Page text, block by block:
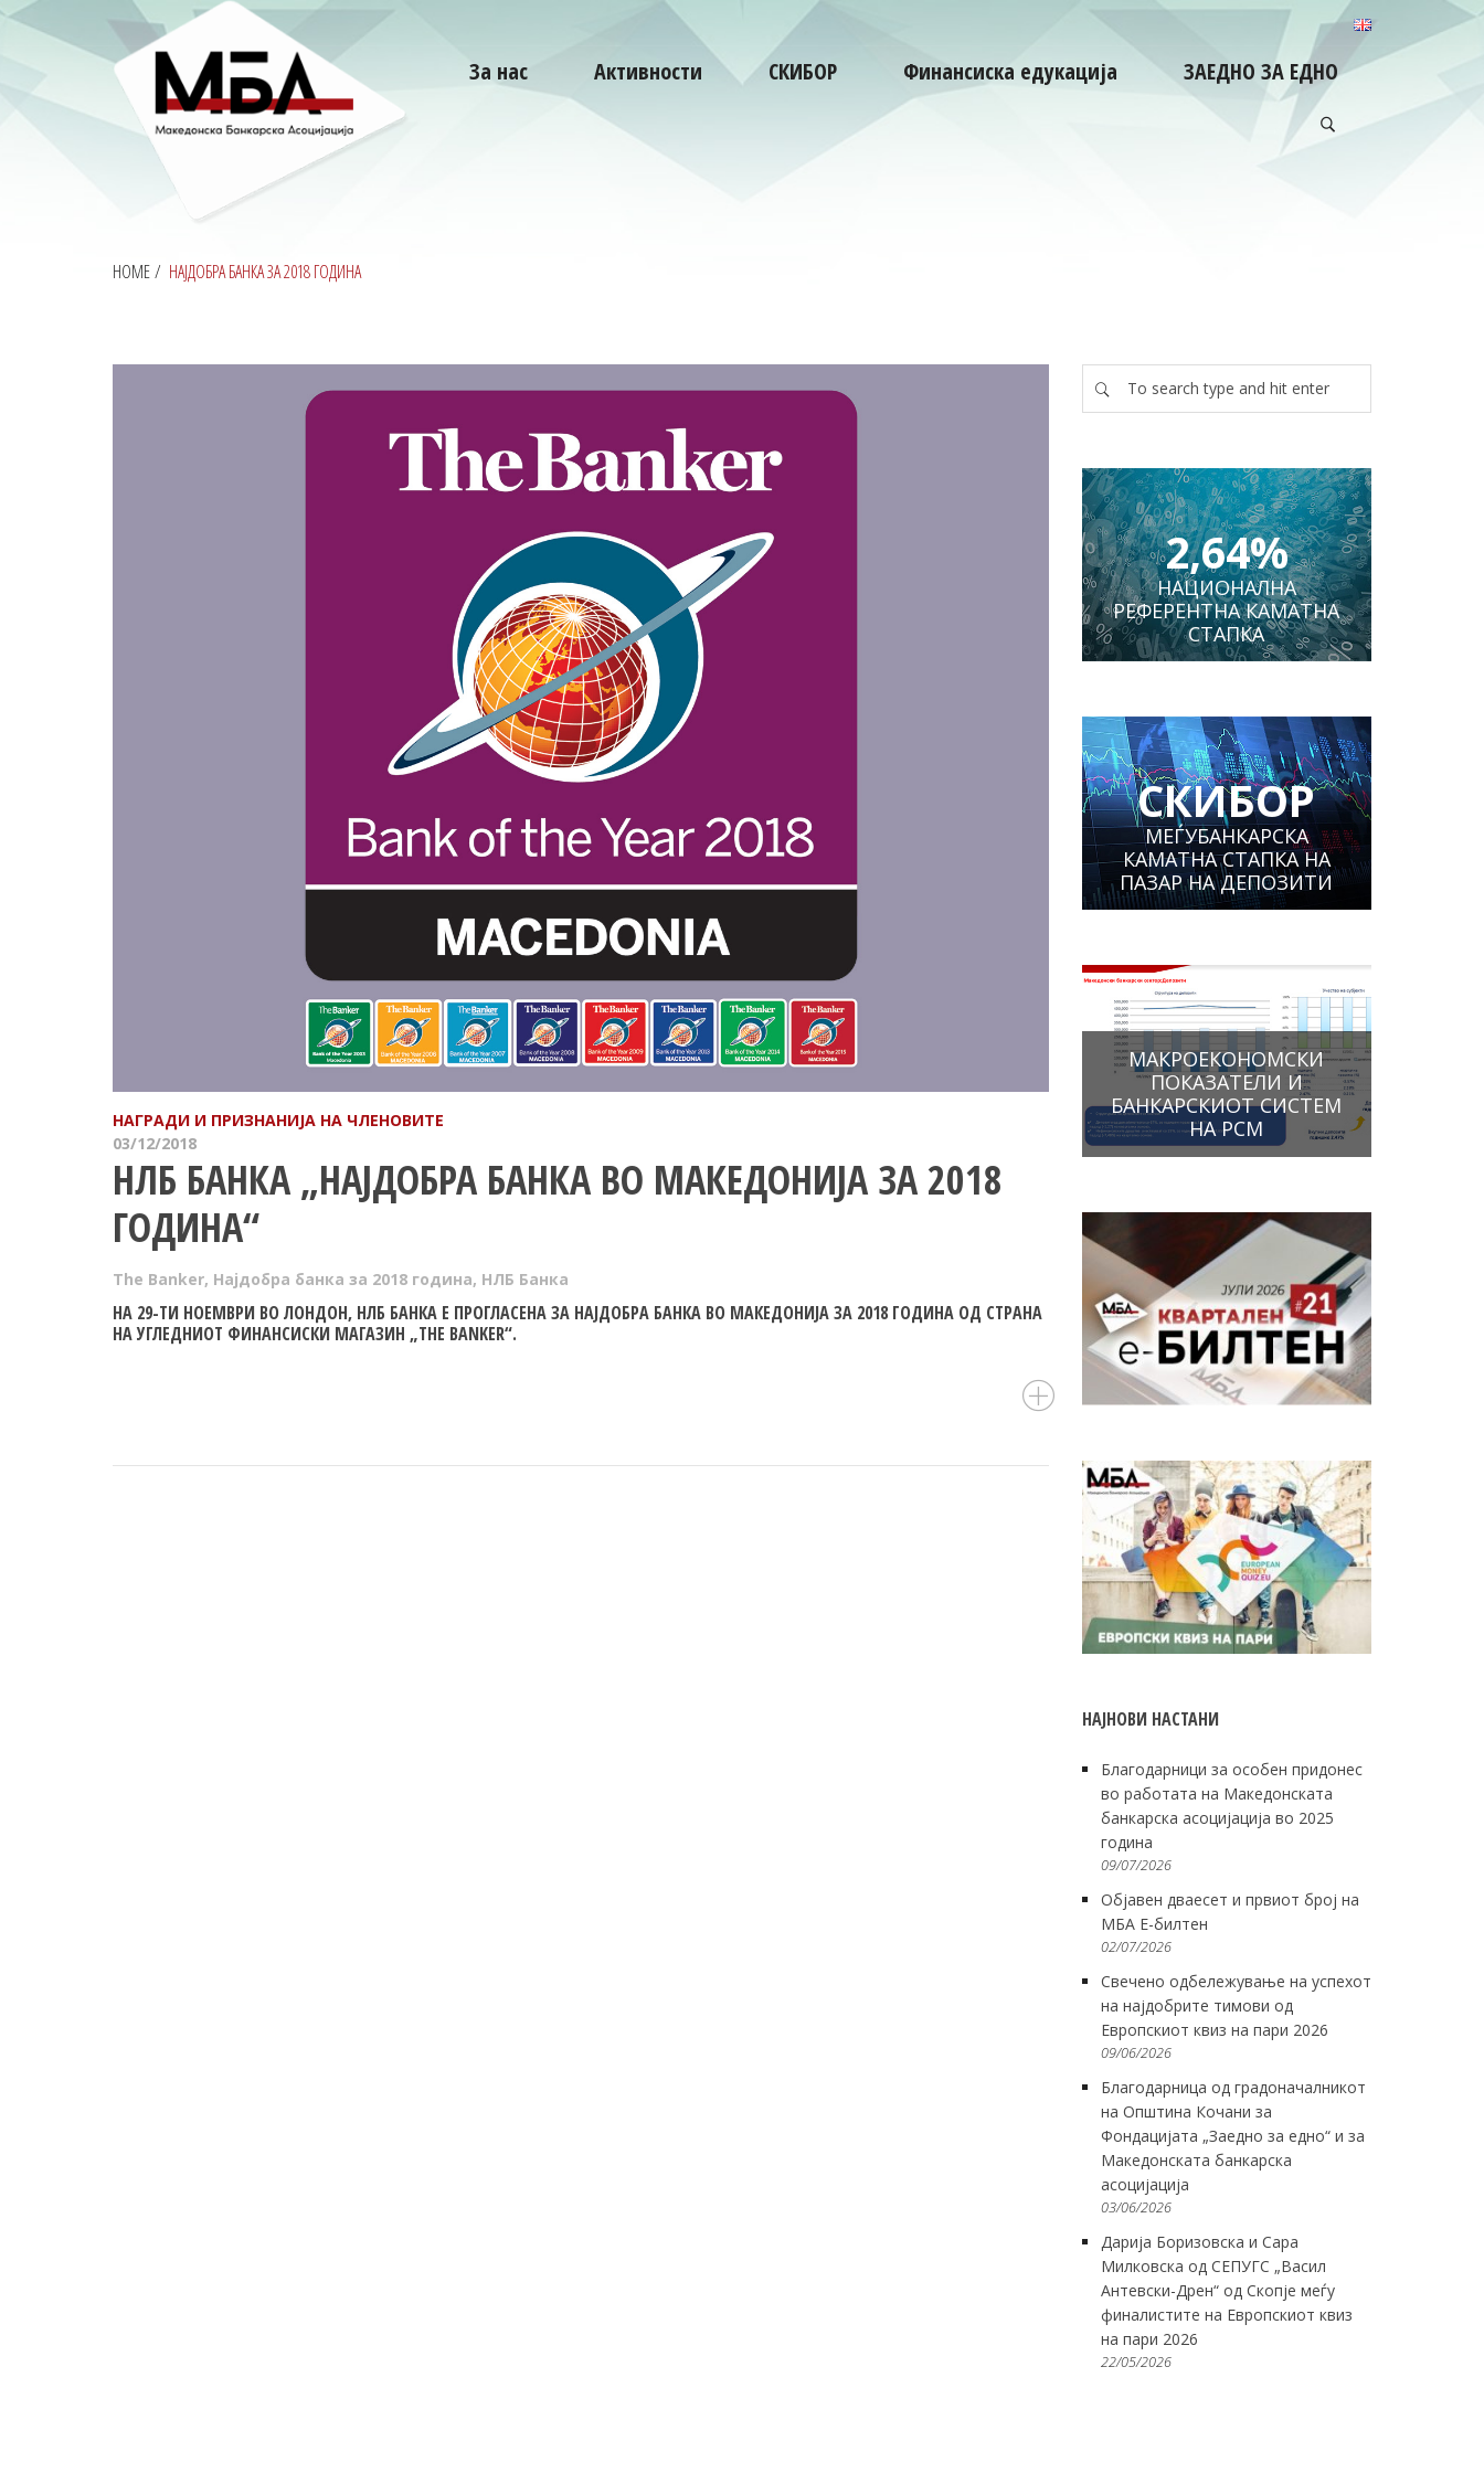
За нас Активности СКИБОР Финансиска едукација ЗАЕДНО ЗА ЕДНО
HOME/ НАЈДОБРА БАНКА ЗА 2018 ГОДИНА
НАГРАДИ И ПРИЗНАНИЈА НА ЧЛЕНОВИТЕ
03/12/2018
НЛБ БАНКА „НАЈДОБРА БАНКА ВО МАКЕДОНИЈА ЗА 2018
ГОДИНА“
The Banker, Најдобра банка за 2018 година, НЛБ Банка
НА 29-ТИ НОЕМВРИ ВО ЛОНДОН, НЛБ БАНКА Е ПРОГЛАСЕНА ЗА НАЈДОБРА БАНКА ВО МАКЕДОНИЈА ЗА 2018 ГОДИНА ОД СТРАНА
НА УГЛЕДНИОТ ФИНАНСИСКИ МАГАЗИН „THE BANKER“.
2,64%
НАЦИОНАЛНА
РЕФЕРЕНТНА КАМАТНА
СТАПКА
СКИБОР
МЕЃУБАНКАРСКА
КАМАТНА СТАПКА НА
ПАЗАР НА ДЕПОЗИТИ
МАКРОЕКОНОМСКИ
ПОКАЗАТЕЛИ И
БАНКАРСКИОТ СИСТЕМ
НА РСМ
НАЈНОВИ НАСТАНИ
Благодарници за особен придонес
во работата на Македонската
банкарска асоцијација во 2025
година
09/07/2026
Објавен дваесет и првиот број на
МБА Е-билтен
02/07/2026
Свечено одбележување на успехот
на најдобрите тимови од
Европскиот квиз на пари 2026
09/06/2026
Благодарница од градоначалникот
на Општина Кочани за
Фондацијата „Заедно за едно“ и за
Македонската банкарска
асоцијација
03/06/2026
Дарија Боризовска и Сара
Милковска од СЕПУГС „Васил
Антевски-Дрен“ од Скопје меѓу
финалистите на Европскиот квиз
на пари 2026
22/05/2026